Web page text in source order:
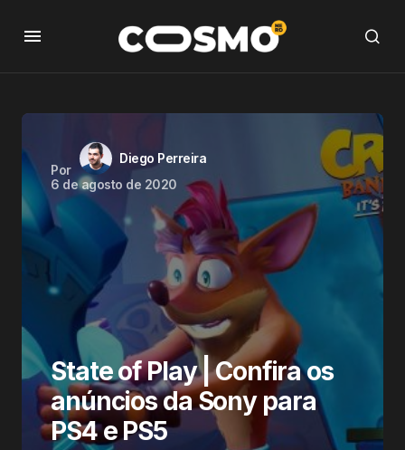
Por
Diego Perreira
6 de agosto de 2020
State of Play | Confira os
anúncios da Sony para
PS4 e PS5